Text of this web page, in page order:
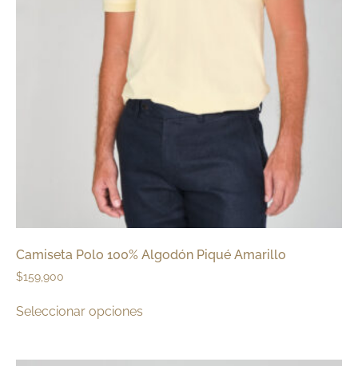
Camiseta Polo 100% Algodón Piqué Amarillo
$159,900
Seleccionar opciones